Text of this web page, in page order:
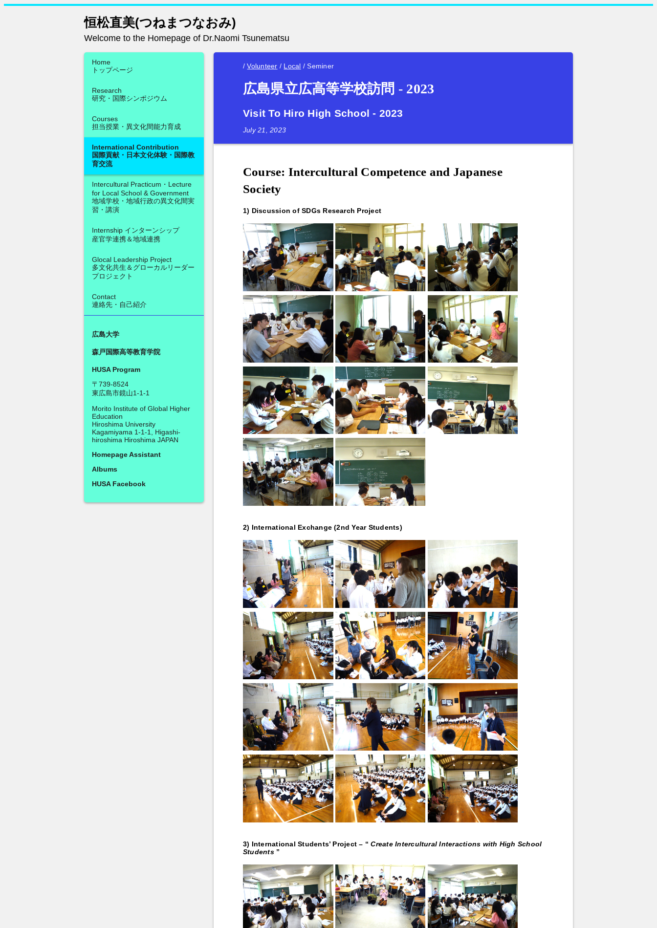
恒松直美(つねまつなおみ)
Welcome to the Homepage of Dr.Naomi Tsunematsu
Home
トップページ
Research
研究・国際シンポジウム
Courses
担当授業・異文化間能力育成
International Contribution
国際貢献・日本文化体験・国際教
育交流
Intercultural Practicum・Lecture
for Local School & Government
地域学校・地域行政の異文化間実
習・講演
Internship インターンシップ
産官学連携＆地域連携
Glocal Leadership Project
多文化共生＆グローカルリーダー
プロジェクト
Contact
連絡先・自己紹介
広島大学
森戸国際高等教育学院
HUSA Program
〒739-8524
東広島市鏡山1-1-1
Morito Institute of Global Higher
Education
Hiroshima University
Kagamiyama 1-1-1, Higashi-
hiroshima Hiroshima JAPAN
Homepage Assistant
Albums
HUSA Facebook
/Volunteer / Local / Seminer
広島県立広高等学校訪問 - 2023
Visit To Hiro High School - 2023
July 21, 2023
Course: Intercultural Competence and Japanese
Society
1) Discussion of SDGs Research Project
2) International Exchange (2nd Year Students)
3) International Students’ Project– “Create Intercultural Interactions with High School
Students”